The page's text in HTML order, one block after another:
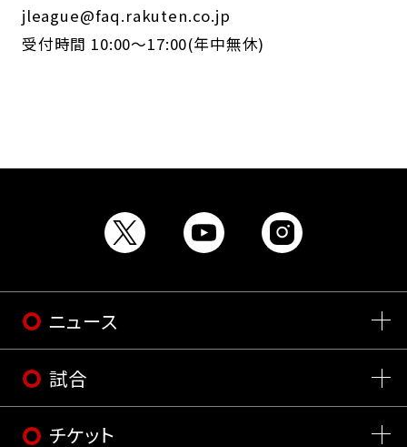
jleague@faq.rakuten.co.jp
受付時間 10:00～17:00(年中無休)
ニュース
試合
チケット